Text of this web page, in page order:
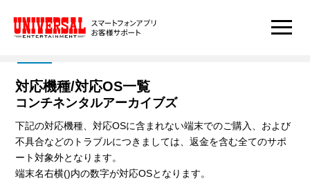
対応機種/対応OS一覧
コンチネンタルアーカイブズ
下記の対応機種、対応OSに含まれない端末でのご購入、および
不具合などのトラブルにつきましては、返金を含む全てのサポ
ート対象外となります。
端末名右横()内の数字が対応OSとなります。